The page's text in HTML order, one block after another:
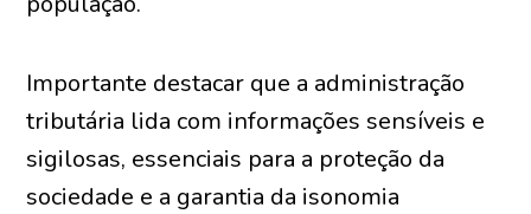
Importante destacar que a administração
tributária lida com informações sensíveis e
sigilosas, essenciais para a proteção da
sociedade e a garantia da isonomia